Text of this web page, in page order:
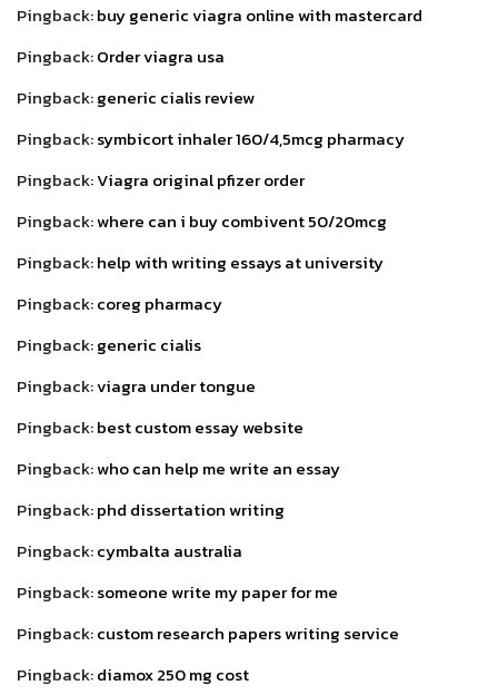
Pingback:buy generic viagra online with mastercard
Pingback:Order viagra usa
Pingback:generic cialis review
Pingback:symbicort inhaler 160/4,5mcg pharmacy
Pingback:Viagra original pfizer order
Pingback:where can i buy combivent 50/20mcg
Pingback:help with writing essays at university
Pingback:coreg pharmacy
Pingback:generic cialis
Pingback:viagra under tongue
Pingback:best custom essay website
Pingback:who can help me write an essay
Pingback:phd dissertation writing
Pingback:cymbalta australia
Pingback:someone write my paper for me
Pingback:custom research papers writing service
Pingback:diamox 250 mg cost